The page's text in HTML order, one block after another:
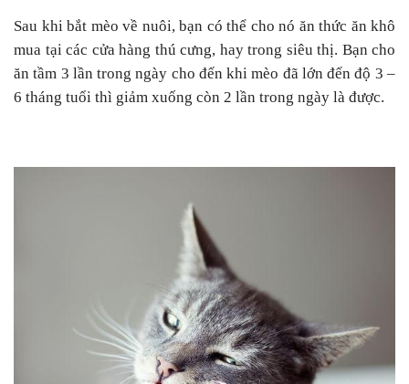
Sau khi bắt mèo về nuôi, bạn có thể cho nó ăn thức ăn khô
mua tại các cửa hàng thú cưng, hay trong siêu thị. Bạn cho
ăn tầm 3 lần trong ngày cho đến khi mèo đã lớn đến độ 3 –
6 tháng tuổi thì giảm xuống còn 2 lần trong ngày là được.